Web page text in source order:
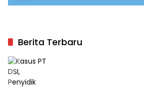
Berita Terbaru